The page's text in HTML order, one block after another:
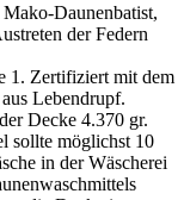
Daunenbatist,
der Federn
1. Zertifiziert mit dem
Lebendrupf.
Decke 4.370 gr.
sollte möglichst 10
in der Wäscherei